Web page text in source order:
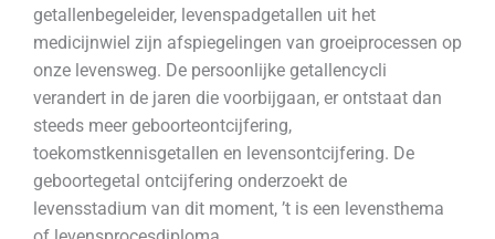
getallenbegeleider, levenspadgetallen uit het
medicijnwiel zijn afspiegelingen van groeiprocessen op
onze levensweg. De persoonlijke getallencycli
verandert in de jaren die voorbijgaan, er ontstaat dan
steeds meer geboorteontcijfering,
toekomstkennisgetallen en levensontcijfering. De
geboortegetal ontcijfering onderzoekt de
levensstadium van dit moment, ’t is een levensthema